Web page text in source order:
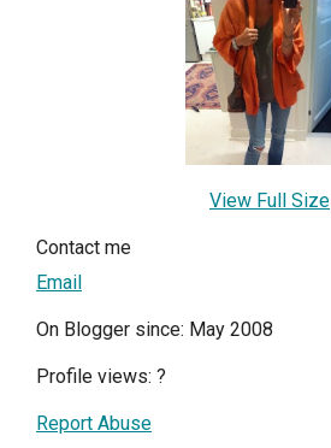
View Full Size
Contact me
Email
On Blogger since: May 2008
Profile views: ?
Report Abuse